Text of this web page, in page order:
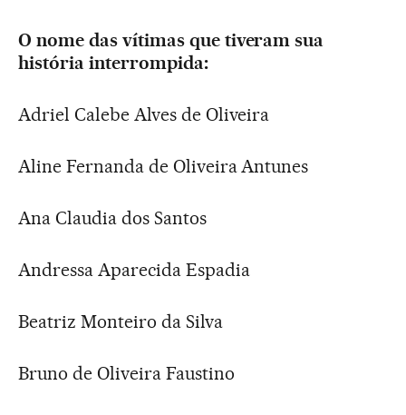
O nome das vítimas que tiveram sua
história interrompida:
Adriel Calebe Alves de Oliveira
Aline Fernanda de Oliveira Antunes
Ana Claudia dos Santos
Andressa Aparecida Espadia
Beatriz Monteiro da Silva
Bruno de Oliveira Faustino